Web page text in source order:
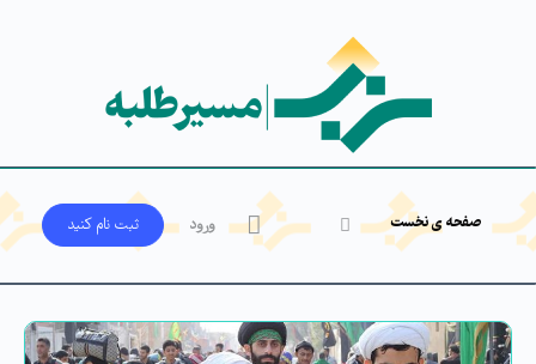
صفحه ی نخست ورود ثبت‌ نام کنید